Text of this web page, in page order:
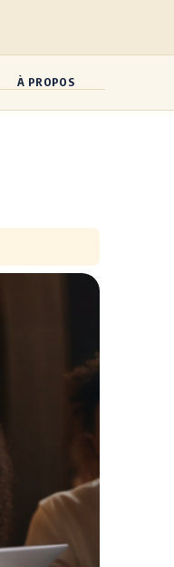
À PROPOS